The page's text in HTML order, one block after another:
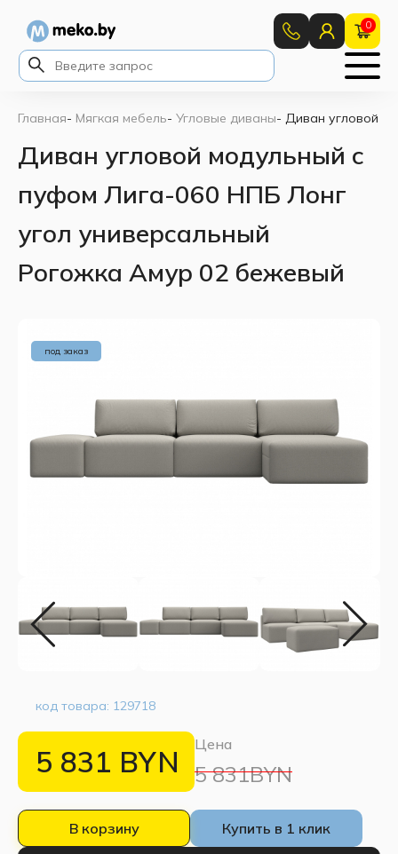
0
Главная- Мягкая мебель- Угловые диваны- Диван угловой
Диван угловой модульный с
пуфом Лига-060 НПБ Лонг
угол универсальный
Рогожка Амур 02 бежевый
под заказ
код товара: 129718
5 831 BYN Цена
5 831BYN
В корзину Купить в 1 клик